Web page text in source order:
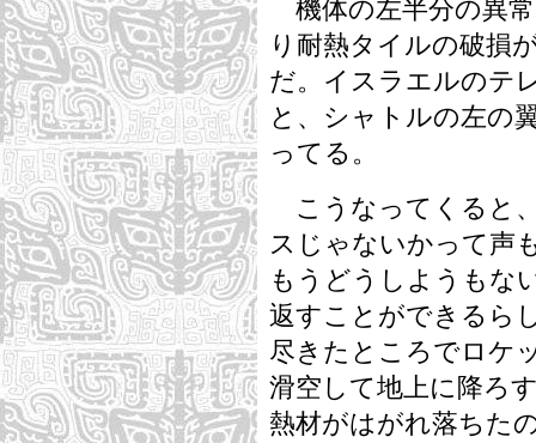
機体の左半分の異
り耐熱タイルの破損
だ。イスラエルのテ
と、シャトルの左の
ってる。
こうなってくると
スじゃないかって声
もうどうしようもな
返すことができるら
尽きたところでロケ
滑空して地上に降ろ
熱材がはがれ落ちた